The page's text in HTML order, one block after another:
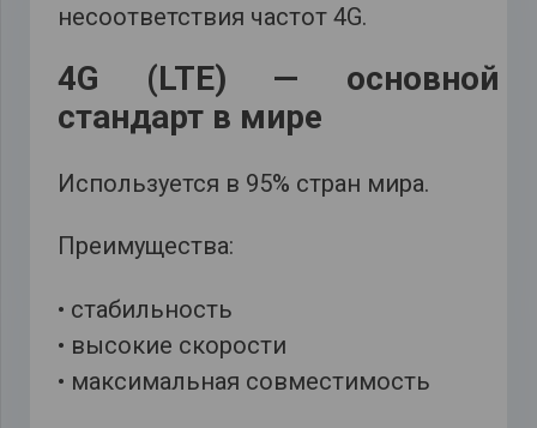
несоответствия частот 4G.
4G (LTE) — основной
стандарт в мире
Используется в 95% стран мира.
Преимущества:
• стабильность
• высокие скорости
• максимальная совместимость